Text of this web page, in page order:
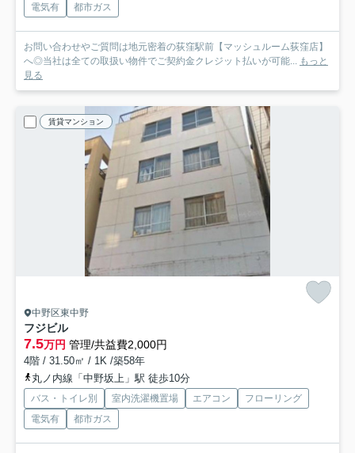
電気有
都市ガス
お問い合わせやご質問は地元密着の荻窪駅前【マッシュルーム荻窪店】
へ◎当社は全ての取扱い物件でご契約金クレジット払いが可能... もっと
見る
賃貸マンション
中野区東中野
フジビル
7.5万円 管理/共益費2,000円
4階 / 31.50㎡ / 1K /築58年
丸ノ内線「中野坂上」駅 徒歩10分
バス・トイレ別 室内洗濯機置場 エアコン
フローリング
電気有
都市ガス